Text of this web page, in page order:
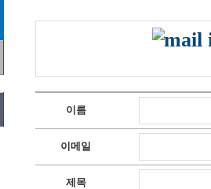
이름
이메일
제목